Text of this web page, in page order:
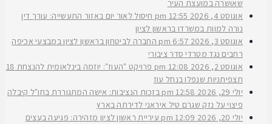
שאושרה במועצת העיר
אוגוסט 4, 2026
12:55 pm
חיסול לאור יום באזור התעשייה: עורך דין
נורה למוות במשרדו בראשון לציון
אוגוסט 3, 2026
6:57 pm
החברה לביטחון בראשון לציון במבצעי אכיפה
רחבים נגד מטרדי סדר ציבורי
אוגוסט 2, 2026
12:08 pm
פרויקט "העוז": יוזמה בינלאומית להנצחת 18
תצפיתניות שנפלו בנחל עוז
יולי 29, 2026
12:58 pm
בזכות הנציבות: אישה המתגוררת בחו"ל קיבלה
פיצוי על נזק שגרם טיל איראני לדירתה בארץ
יולי 20, 2026
12:09 pm
עיריית ראשון לציון מזהירה: פגיעה בעצים